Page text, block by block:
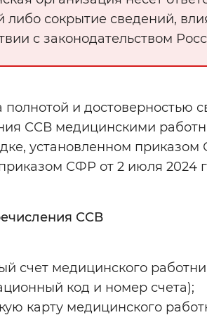
либо сокрытие сведений,
с законодательством
полнотой и достоверностью
ССВ медицинскими
установленном приказом
СФР от 2 июля 2024
ССВ
счет медицинского
код и номер счета);
карту медицинского